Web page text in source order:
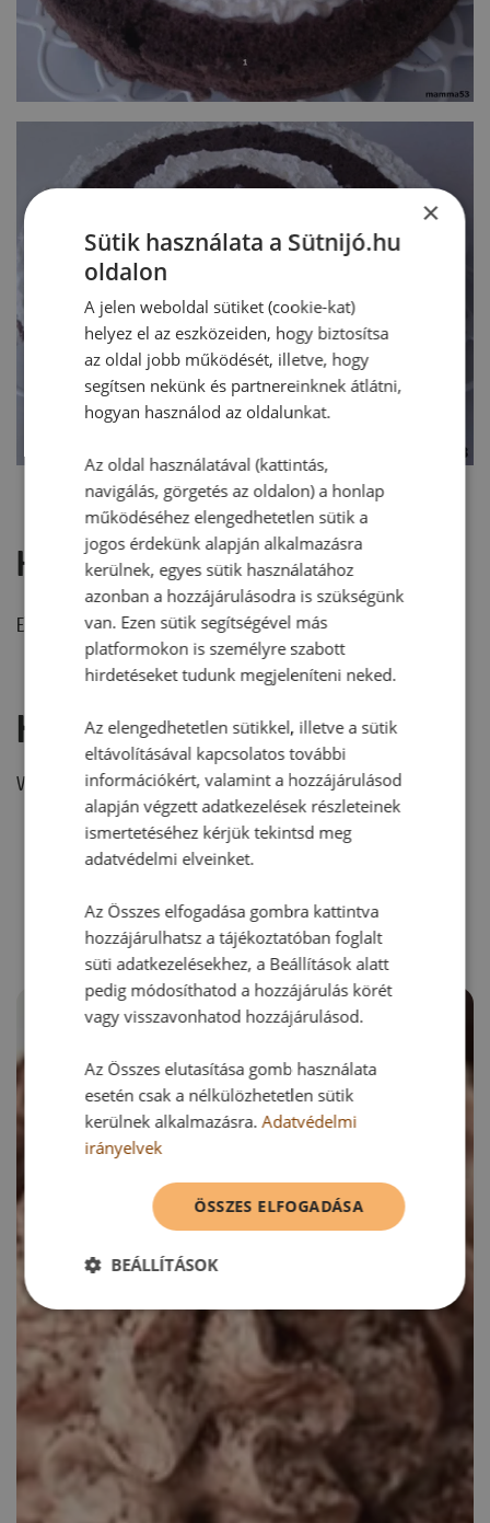
Hozzászólások
Ehhez a recepthez még nem érkezett hozzászólás.
Hozzászólás írása
Vélemény írásához, kérjük,jelentkezz be!
RECEPTAJÁNLÓ
×
Sütik használata a Sütnijó.hu
oldalon
A jelen weboldal sütiket (cookie-kat)
helyez el az eszközeiden, hogy biztosítsa
az oldal jobb működését, illetve, hogy
segítsen nekünk és partnereinknek átlátni,
hogyan használod az oldalunkat.
Az oldal használatával (kattintás,
navigálás, görgetés az oldalon) a honlap
működéséhez elengedhetetlen sütik a
jogos érdekünk alapján alkalmazásra
kerülnek, egyes sütik használatához
azonban a hozzájárulásodra is szükségünk
van. Ezen sütik segítségével más
platformokon is személyre szabott
hirdetéseket tudunk megjeleníteni neked.
Az elengedhetetlen sütikkel, illetve a sütik
eltávolításával kapcsolatos további
információkért, valamint a hozzájárulásod
alapján végzett adatkezelések részleteinek
ismertetéséhez kérjük tekintsd meg
adatvédelmi elveinket.
Az Összes elfogadása gombra kattintva
hozzájárulhatsz a tájékoztatóban foglalt
süti adatkezelésekhez, a Beállítások alatt
pedig módosíthatod a hozzájárulás körét
vagy visszavonhatod hozzájárulásod.
Az Összes elutasítása gomb használata
esetén csak a nélkülözhetetlen sütik
kerülnek alkalmazásra.Adatvédelmi
irányelvek
ÖSSZES ELFOGADÁSA
BEÁLLÍTÁSOK